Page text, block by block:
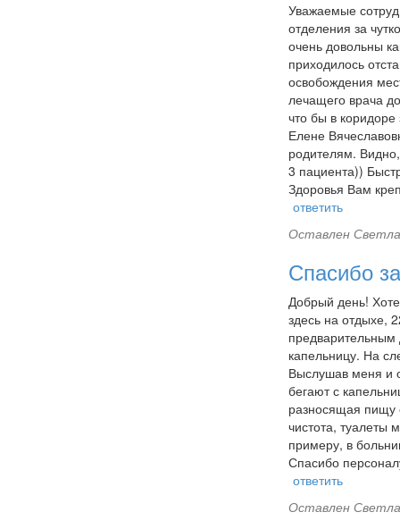
Уважаемые
отделения за
очень довольны
приходилось
освобождения
лечащего врача
что бы в
Елене
родителям.
3 пациента))
Здоровья Вам
ответить
Оставлен
Спасибо
Добрый день!
здесь на отдыхе,
предварительным
капельницу. На
Выслушав меня и
бегают с
разносящая пищу
чистота, туалеты
примеру, в
Спасибо
ответить
Оставлен